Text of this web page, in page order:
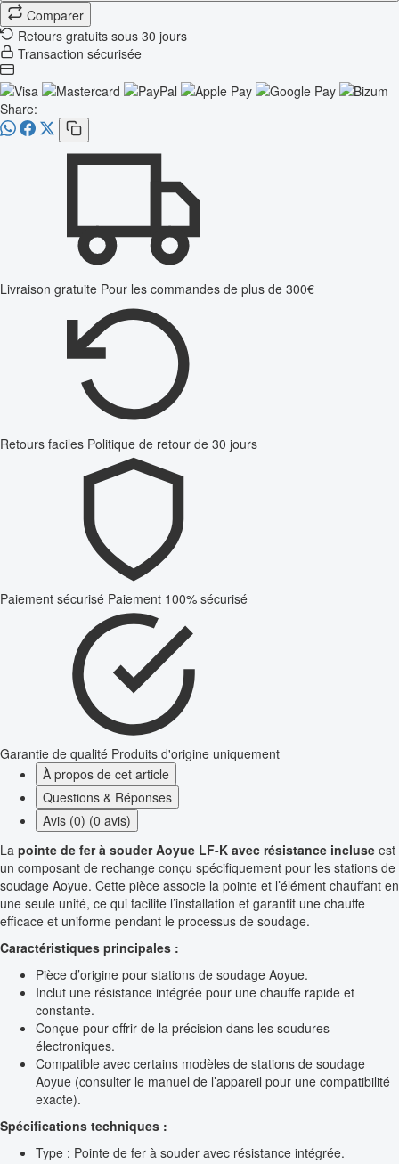
Comparer
Retours gratuits sous 30 jours
Transaction sécurisée
Share:
Livraison gratuite Pour les commandes de plus de 300€
Retours faciles Politique de retour de 30 jours
Paiement sécurisé Paiement 100% sécurisé
Garantie de qualité Produits d'origine uniquement
À propos de cet article
Questions & Réponses
Avis (0) (0 avis)
La pointe de fer à souder Aoyue LF-K avec résistance incluse est
un composant de rechange conçu spécifiquement pour les stations de
soudage Aoyue. Cette pièce associe la pointe et l’élément chauffant en
une seule unité, ce qui facilite l’installation et garantit une chauffe
efficace et uniforme pendant le processus de soudage.
Caractéristiques principales :
Pièce d’origine pour stations de soudage Aoyue.
Inclut une résistance intégrée pour une chauffe rapide et
constante.
Conçue pour offrir de la précision dans les soudures
électroniques.
Compatible avec certains modèles de stations de soudage
Aoyue (consulter le manuel de l’appareil pour une compatibilité
exacte).
Spécifications techniques :
Type : Pointe de fer à souder avec résistance intégrée.